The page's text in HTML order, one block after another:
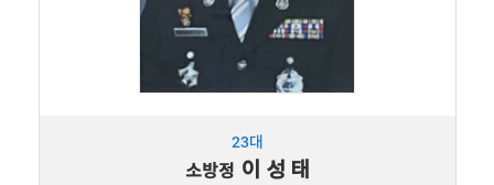
23대
소방정 이 성 태